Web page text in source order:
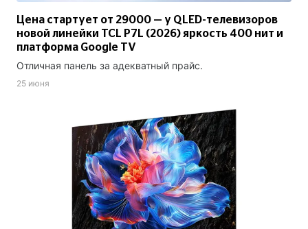
Цена стартует от 29000 — у QLED-телевизоров
новой линейки TCL P7L (2026) яркость 400 нит и
платформа Google TV
Отличная панель за адекватный прайс.
25 июня